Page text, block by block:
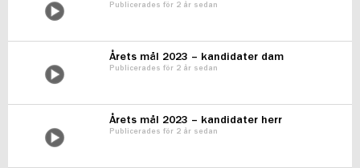
Publicerades för 2 år sedan
Årets mål 2023 – kandidater dam
Publicerades för 2 år sedan
Årets mål 2023 – kandidater herr
Publicerades för 2 år sedan